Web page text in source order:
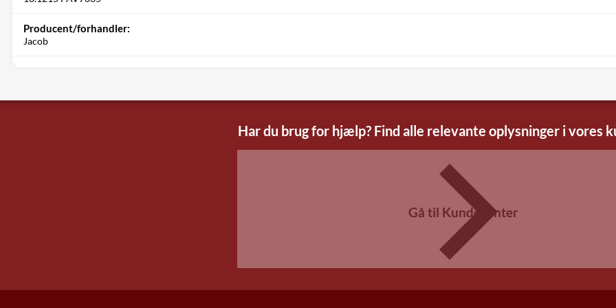
Producent/forhandler:
Jacob
Har du brug for hjælp? Find alle relevante oplysninger i vores
Gå til Kundecenter